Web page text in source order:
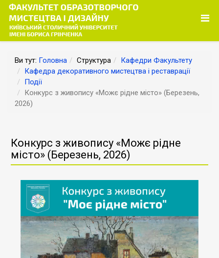
Ви тут: Головна Структура
Кафедри Факультету
Кафедра декоративного мистецтва і реставрації
Події
Конкурс з живопису «Можє рідне місто» (Березень,
2026)
Конкурс з живопису «Можє рідне
місто» (Березень, 2026)